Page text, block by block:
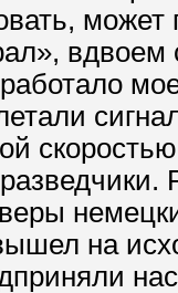
может
на